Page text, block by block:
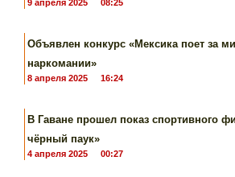
9 апреля 2025 08:25
Объявлен конкурс «Мексика поет за
наркомании»
8 апреля 2025 16:24
В Гаване прошел показ спортивного
чёрный паук»
4 апреля 2025 00:27